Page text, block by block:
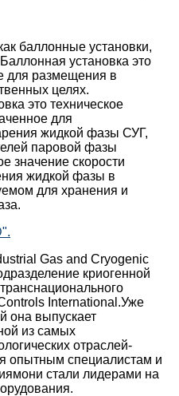
баллонные установки,
установка это
для размещения в
целях.
это техническое
для
жидкой фазы СУГ,
паровой фазы
значение скорости
жидкой фазы в
для хранения и
Gas and Cryogenic
криогенной
International.Уже
она выпускает
из самых
отраслей-
опытным специалистам и
стали лидерами на